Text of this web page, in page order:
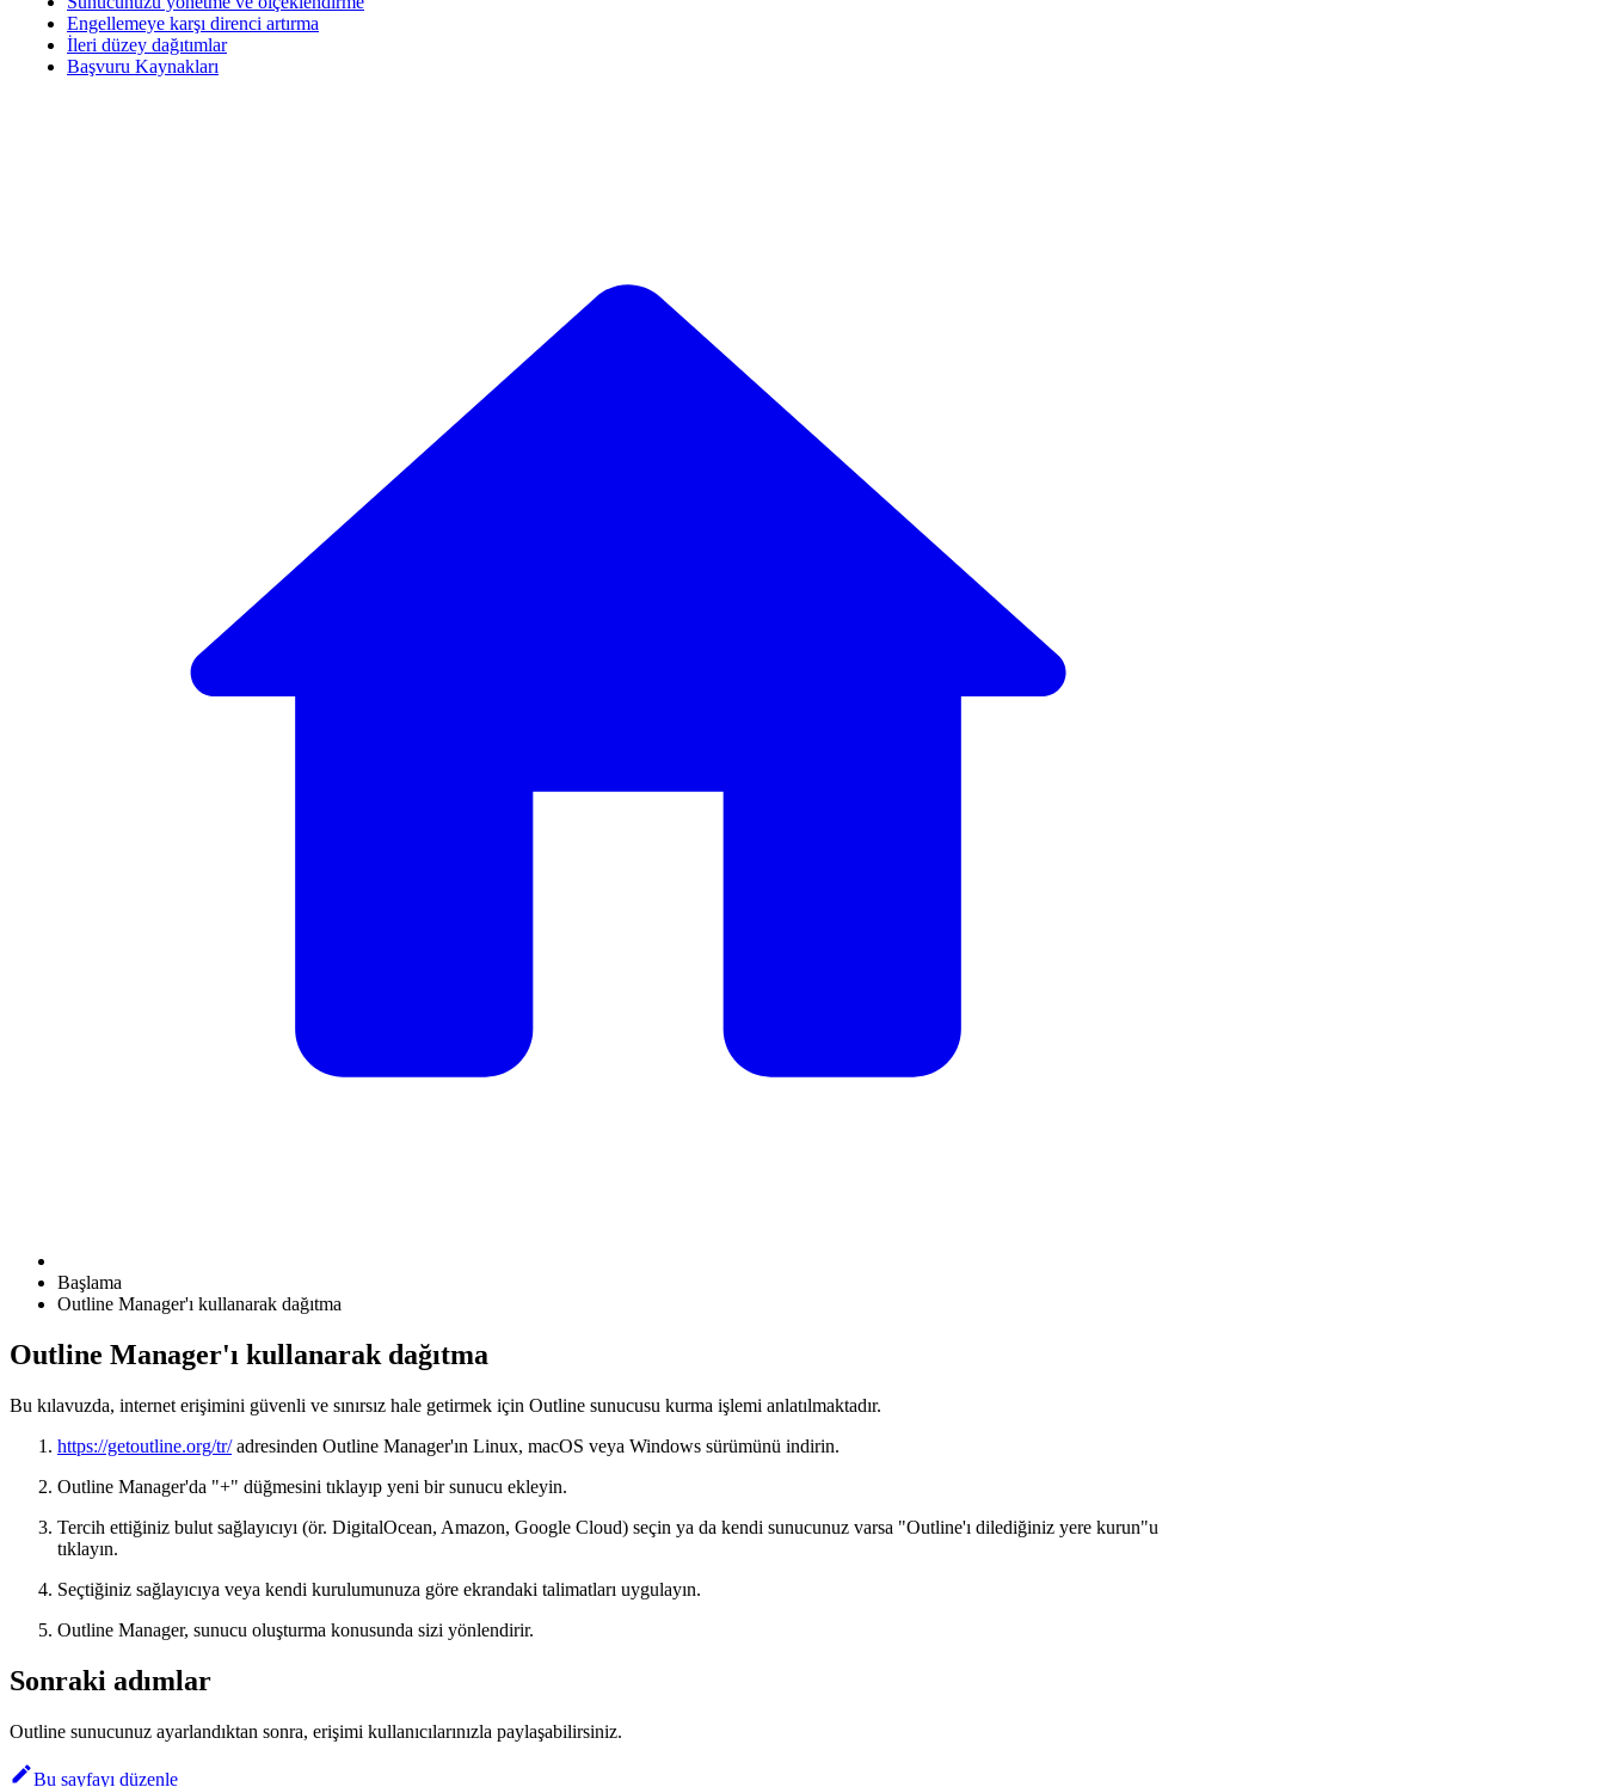
Engellemeye karşı direnci artırma
İleri düzey dağıtımlar
Başvuru Kaynakları
Başlama
Outline Manager'ı kullanarak dağıtma
Outline Manager'ı kullanarak dağıtma
Bu kılavuzda, internet erişimini güvenli ve sınırsız hale getirmek için Outline sunucusu kurma işlemi anlatılmaktadır.
https://getoutline.org/tr/adresinden Outline Manager'ın Linux, macOS veya Windows sürümünü indirin.
Outline Manager'da "+" düğmesini tıklayıp yeni bir sunucu ekleyin.
Tercih ettiğiniz bulut sağlayıcıyı (ör. DigitalOcean, Amazon, Google Cloud) seçin ya da kendi sunucunuz varsa "Outline'ı dilediğiniz yere kurun"u
tıklayın.
Seçtiğiniz sağlayıcıya veya kendi kurulumunuza göre ekrandaki talimatları uygulayın.
Outline Manager, sunucu oluşturma konusunda sizi yönlendirir.
Sonraki adımlar
Outline sunucunuz ayarlandıktan sonra, erişimi kullanıcılarınızla paylaşabilirsiniz.
Bu sayfayı düzenle